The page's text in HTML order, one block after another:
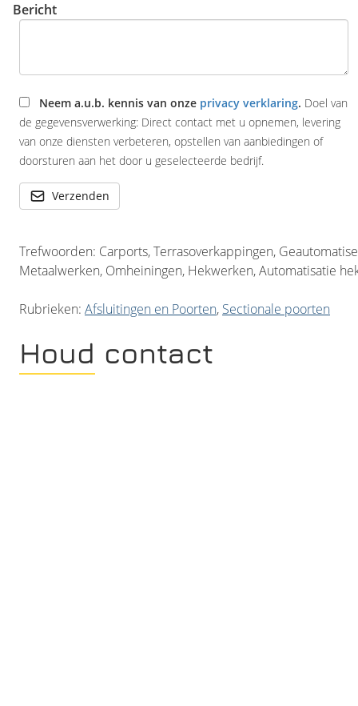
Bericht
Neem a.u.b. kennis van onze privacy verklaring. Doel van
de gegevensverwerking: Direct contact met u opnemen, levering
van onze diensten verbeteren, opstellen van aanbiedingen of
doorsturen aan het door u geselecteerde bedrijf.
Verzenden
Trefwoorden: Carports, Terrasoverkappingen,
Metaalwerken, Omheiningen, Hekwerken, Automatisatie
Rubrieken: Afsluitingen en Poorten, Sectionale poorten
Houd contact